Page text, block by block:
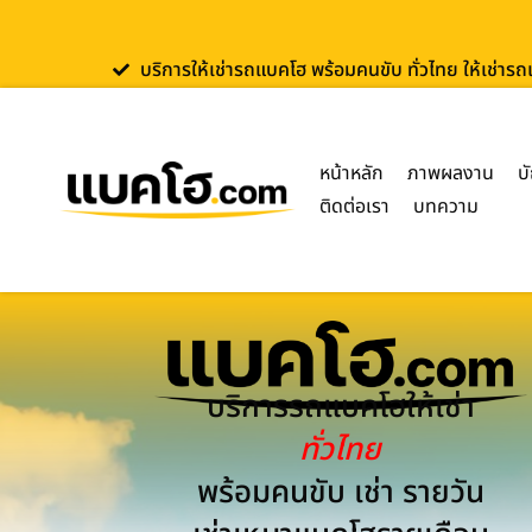
บริการให้เช่ารถแบคโฮ พร้อมคนขับ ทั่วไทย ให้เช่า
หน้าหลัก ภาพผลงาน
ติดต่อเรา
บทความ
บริการรถแบคโฮให้เช่า
ทั่วไทย
พร้อมคนขับ เช่า รายวัน